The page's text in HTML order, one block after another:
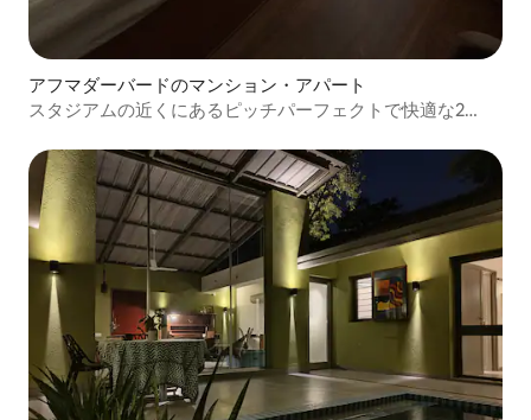
アフマダーバードのマンション・アパート
スタジアムの近くにあるピッチパーフェクトで快適な2